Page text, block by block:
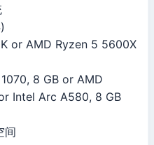
or AMD Ryzen 5 5600X
8 GB or AMD
Intel Arc A580, 8 GB
间